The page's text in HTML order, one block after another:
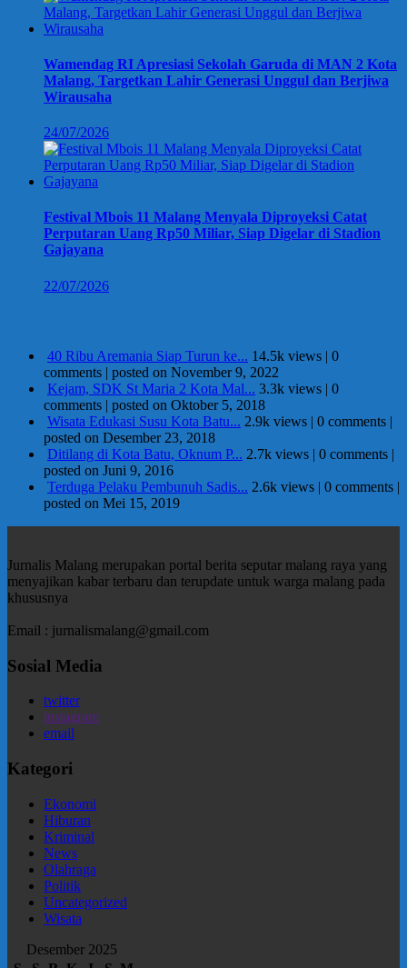
Wamendag RI Apresiasi Sekolah Garuda di MAN 2 Kota
Malang, Targetkan Lahir Generasi Unggul dan Berjiwa
Wirausaha
24/07/2026
Festival Mbois 11 Malang Menyala Diproyeksi Catat
Perputaran Uang Rp50 Miliar, Siap Digelar di Stadion
Gajayana
22/07/2026
40 Ribu Aremania Siap Turun ke... 14.5k views | 0
comments | posted on November 9, 2022
Kejam, SDK St Maria 2 Kota Mal... 3.3k views | 0
comments | posted on Oktober 5, 2018
Wisata Edukasi Susu Kota Batu... 2.9k views | 0 comments |
posted on Desember 23, 2018
Ditilang di Kota Batu, Oknum P... 2.7k views | 0 comments |
posted on Juni 9, 2016
Terduga Pelaku Pembunuh Sadis... 2.6k views | 0 comments |
posted on Mei 15, 2019
Jurnalis Malang merupakan portal berita seputar malang raya yang
menyajikan kabar terbaru dan terupdate untuk warga malang pada
khususnya
Email : jurnalismalang@gmail.com
Sosial Media
twitter
instagram
email
Kategori
Ekonomi
Hiburan
Kriminal
News
Olahraga
Politik
Uncategorized
Wisata
Desember 2025